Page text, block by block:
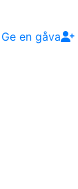
Ge en gåva